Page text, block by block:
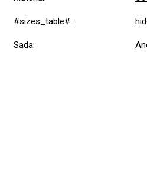
#sizes_table#:
Sada: